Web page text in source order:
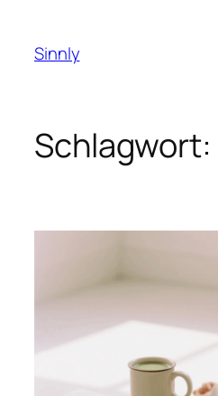
springen
Sinnly
Schlagwort: